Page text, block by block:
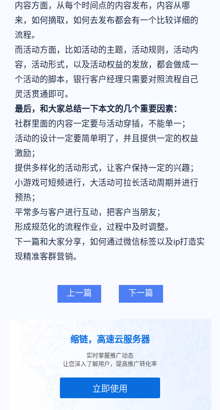
内容方面，从每个时间点的内容发布，内容从哪
来，如何摘取，如何去发布都会有一个比较详细的
流程。
而活动方面，比如活动的主题，活动规则，活动内
容，活动形式，以及活动权益的发放，都会做成一
个活动的脚本，银行客户经理只需要对照流程自己
灵活贯通即可。
最后，和大家总结一下本文的几个重要因素：
社群里面的内容一定要与活动穿插，不能单一；
活动的设计一定要简单明了，并且提供一定的权益
激励；
提供多样化的活动形式，让客户保持一定的兴趣；
小游戏可短频进行，大活动可拉长活动周期并进行
预热；
平常多与客户进行互动，把客户当朋友；
形成规范化的流程作业，过程中及时调整。
下一篇和大家分享，如何通过微信标签以及ip打造实
现精准客群营销。
上一篇 下一篇
缩链，高速云服务器
实时掌握推广动态
让您深入了解用户，提高推广转化率
立即使用